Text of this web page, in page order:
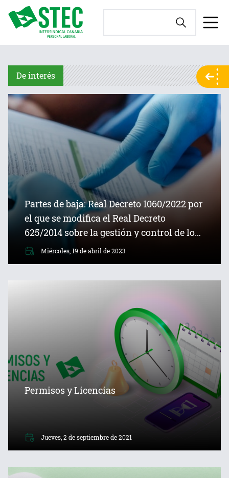
De interés
Partes de baja: Real Decreto 1060/2022 por
el que se modifica el Real Decreto
625/2014 sobre la gestión y control de los
procesos por incapacidad temporal
Miércoles, 19 de abril de 2023
Permisos y Licencias
Jueves, 2 de septiembre de 2021